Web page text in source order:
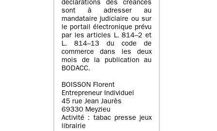
déclarations des créances
sont à adresser au
mandataire judiciaire ou sur
le portail électronique prévu
par les articles L. 814–2 et
L. 814–13 du code de
commerce dans les deux
mois de la publication au
BODACC.
BOISSON Florent
Entrepreneur Individuel
45 rue Jean Jaurès
69330 Meyzieu
Activité : tabac presse jeux
librairie